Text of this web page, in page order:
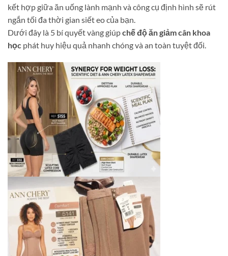
kết hợp giữa ăn uống lành mạnh và công cụ định hình sẽ rút
ngắn tối đa thời gian siết eo của bạn.
Dưới đây là 5 bí quyết vàng giúpchế độ ăn giảm cân khoa
học phát huy hiệu quả nhanh chóng và an toàn tuyệt đối.